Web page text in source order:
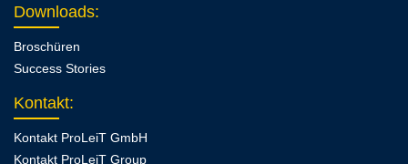
Downloads:
Broschüren
Success Stories
Kontakt:
Kontakt ProLeiT GmbH
Kontakt ProLeiT Group